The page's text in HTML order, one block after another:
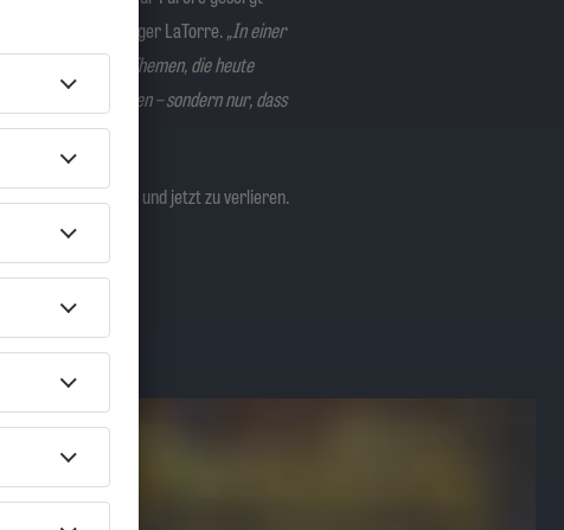
, sagt Sänger LaTorre.„In einer
– Themen, die heute
sie denken sollen – sondern nur, dass
Blick auf das hier und jetzt zu verlieren.